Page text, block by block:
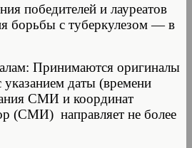
победителей и лауреатов
борьбы с туберкулезом — в
Принимаются оригиналы
указанием даты (времени
СМИ и координат
(СМИ) направляет не более